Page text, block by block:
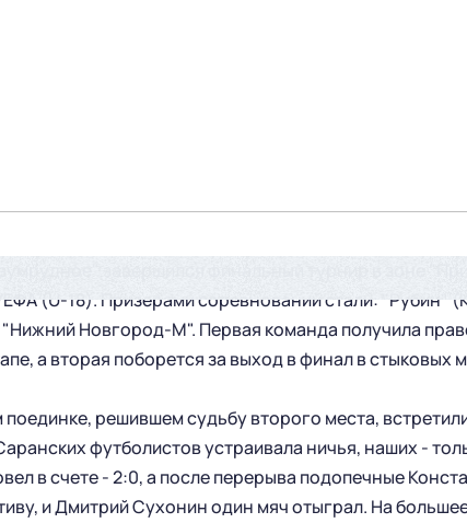
(U-18). Призерами соревнований стали: "Рубин"
Новгород-М". Первая команда получила
а вторая поборется за выход в финал в стыковых
поединке, решившем судьбу второго места,
футболистов устраивала ничья, наших -
в счете - 2:0, а после перерыва подопечные
и Дмитрий Сухонин один мяч отыграл. На